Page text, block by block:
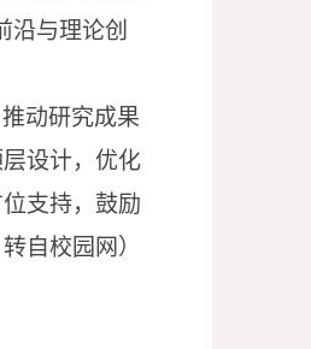
沿与理论创
动研究成果
设计，优化
支持，鼓励
自校园网）